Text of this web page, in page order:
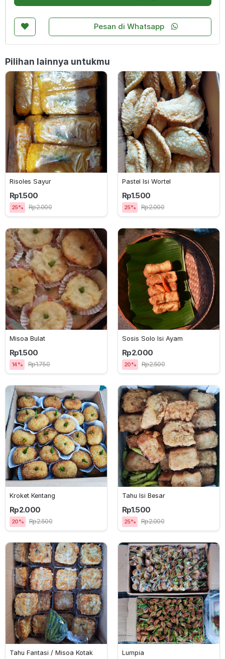
Pesan di Whatsapp
Pilihan lainnya untukmu
Risoles Sayur
Rp1.500
25% Rp2.000
Pastel Isi Wortel
Rp1.500
25% Rp2.000
Misoa Bulat
Rp1.500
14% Rp1.750
Sosis Solo Isi Ayam
Rp2.000
20% Rp2.500
Kroket Kentang
Rp2.000
20% Rp2.500
Tahu Isi Besar
Rp1.500
25% Rp2.000
Tahu Fantasi / Misoa Kotak